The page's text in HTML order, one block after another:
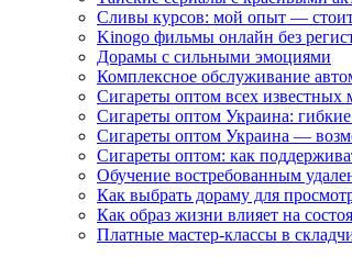
Сливы курсов: мой опыт — стоит
Kinogo фильмы онлайн без
Дорамы с сильными эмоциями
Комплексное обслуживание
Сигареты оптом всех известных
Сигареты оптом Украина: гибкие
Сигареты оптом Украина —
Сигареты оптом: как
Обучение востребованным
Как выбрать дораму для
Как образ жизни влияет на
Платные мастер-классы в